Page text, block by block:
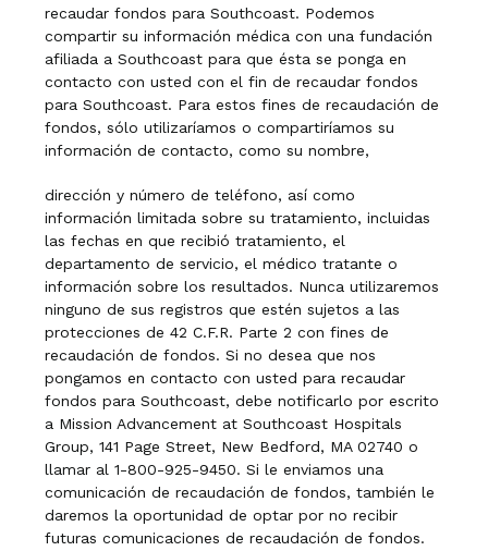
recaudar fondos para Southcoast. Podemos
compartir su información médica con una fundación
afiliada a Southcoast para que ésta se ponga en
contacto con usted con el fin de recaudar fondos
para Southcoast. Para estos fines de recaudación de
fondos, sólo utilizaríamos o compartiríamos su
información de contacto, como su nombre,
dirección y número de teléfono, así como
información limitada sobre su tratamiento, incluidas
las fechas en que recibió tratamiento, el
departamento de servicio, el médico tratante o
información sobre los resultados. Nunca utilizaremos
ninguno de sus registros que estén sujetos a las
protecciones de 42 C.F.R. Parte 2 con fines de
recaudación de fondos. Si no desea que nos
pongamos en contacto con usted para recaudar
fondos para Southcoast, debe notificarlo por escrito
a Mission Advancement at Southcoast Hospitals
Group, 141 Page Street, New Bedford, MA 02740 o
llamar al 1-800-925-9450. Si le enviamos una
comunicación de recaudación de fondos, también le
daremos la oportunidad de optar por no recibir
futuras comunicaciones de recaudación de fondos.